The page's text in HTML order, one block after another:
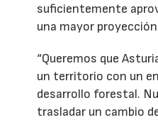
suficientemente
una mayor
“Queremos que
un territorio con un
desarrollo forestal.
trasladar un cambio